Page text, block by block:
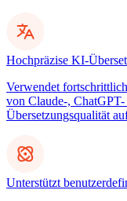
Hochpräzise KI-
Verwendet
von Claude-,
Übersetzungsqualität
Unterstützt